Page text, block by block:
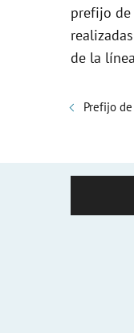
prefijo de
de la
Prefijo